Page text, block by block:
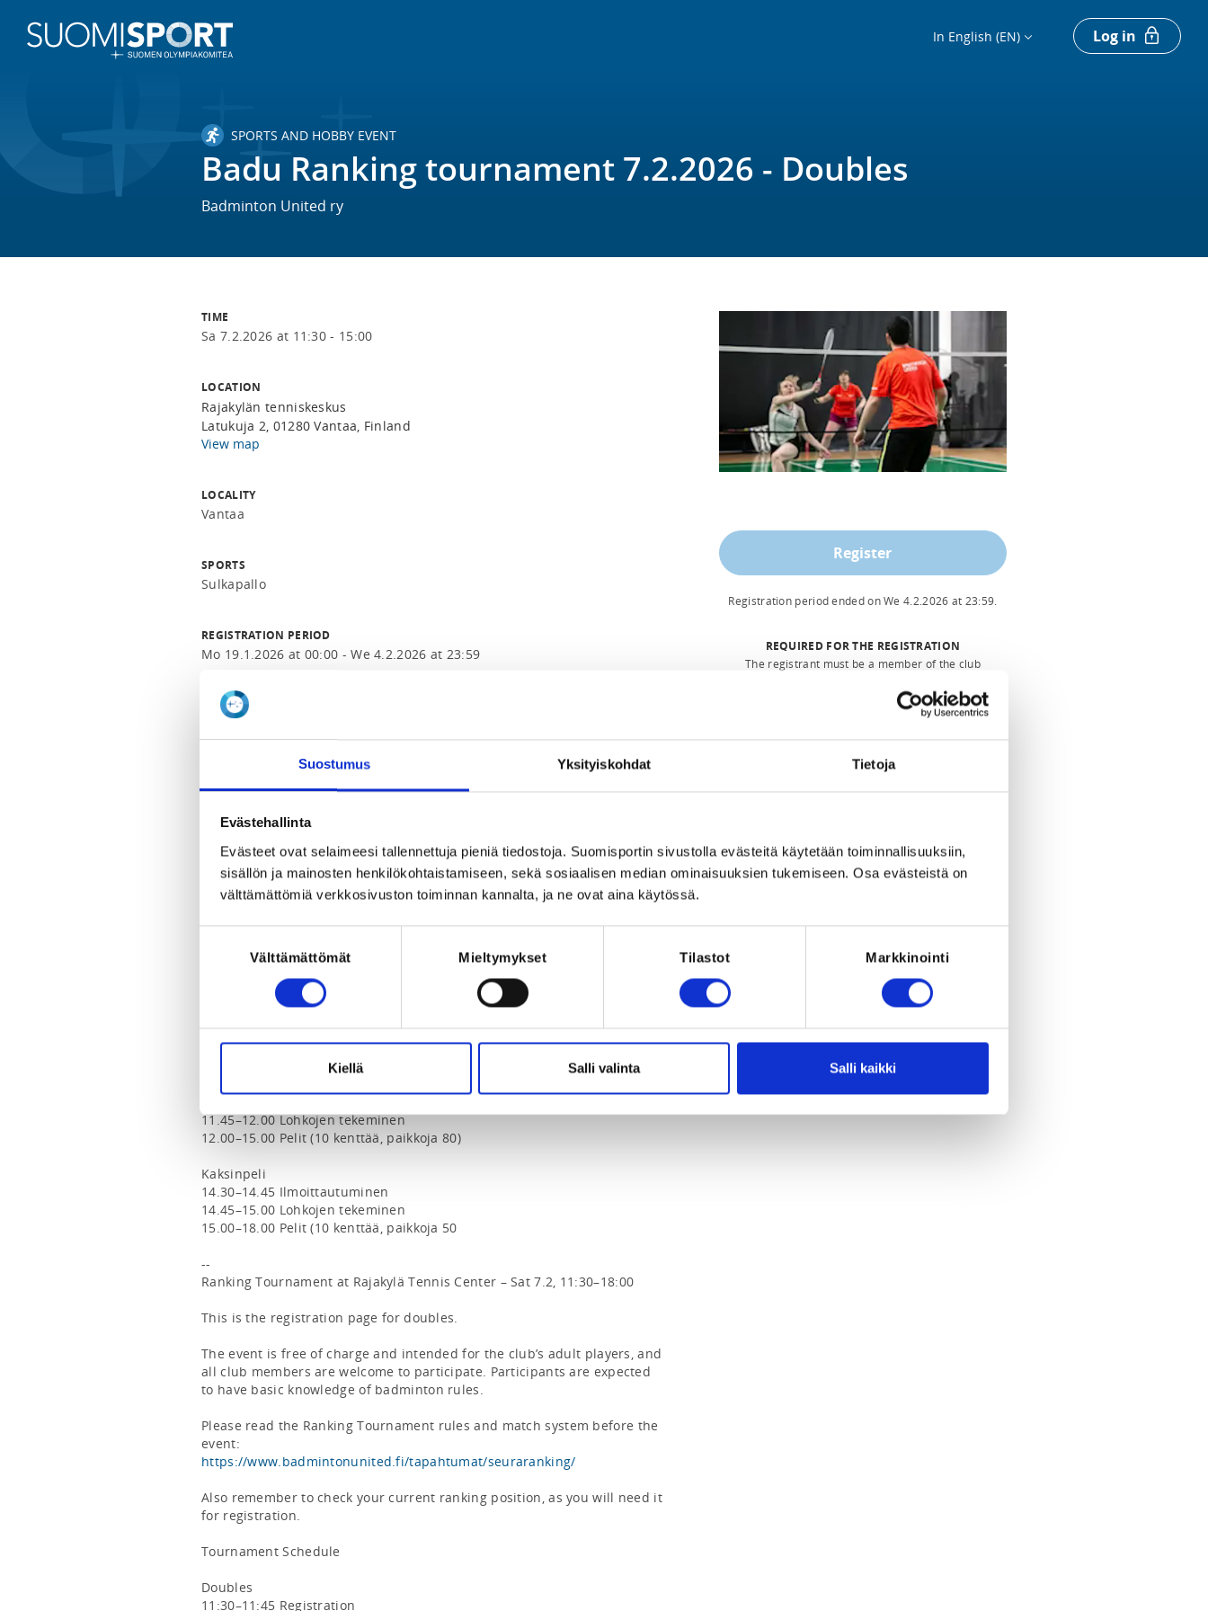
Suostumus Yksityiskohdat Tietoja
Evästehallinta
Evästeet ovat selaimeesi tallennettuja pieniä tiedostoja. Suomisportin sivustolla evästeitä käytetään toiminnallisuuksiin,
sisällön ja mainosten henkilökohtaistamiseen, sekä sosiaalisen median ominaisuuksien tukemiseen. Osa evästeistä on
välttämättömiä verkkosivuston toiminnan kannalta, ja ne ovat aina käytössä.
Välttämättömät Mieltymykset Tilastot Markkinointi
Kiellä Salli valinta Salli kaikki
In English (EN) Log in
SPORTS AND HOBBY EVENT
Badu Ranking tournament 7.2.2026 - Doubles
Badminton United ry
TIME
Sa 7.2.2026 at 11:30 - 15:00
LOCATION
Rajakylän tenniskeskus
Latukuja 2, 01280 Vantaa, Finland
View map
LOCALITY
Vantaa
SPORTS
Sulkapallo
REGISTRATION PERIOD
Mo 19.1.2026 at 00:00 - We 4.2.2026 at 23:59
ADDITIONAL INFORMATION
Janne Oksa
toiminnanjohtaja@badmintonunited.fi
Ranking-kisa Rajakylän Tenniskeskuksessa – la 7.2 klo 11.30–18.00
Tämä on ilmoittautumissivu nelinpeliin.
Kyseessä on seuran aikuisille suunnattu maksuton tapahtuma, ja kaikki
seuran jäsenet ovat tervetulleita. Osallistujilta toivotaan sulkapallon
sääntöjen perusosaamista.
https://www.badmintonunited.fi/tapahtumat/seuraranking/
Muistathan tarkistaa nykyisen sijoituksesi, sillä tarvitset sitä
ilmoittautumisessa.
Kisan aikataulu
11.45–12.00 Lohkojen tekeminen
12.00–15.00 Pelit (10 kenttää, paikkoja 80)
Kaksinpeli
14.30–14.45 Ilmoittautuminen
14.45–15.00 Lohkojen tekeminen
15.00–18.00 Pelit (10 kenttää, paikkoja 50
--
Ranking Tournament at Rajakylä Tennis Center – Sat 7.2, 11:30–18:00
This is the registration page for doubles.
The event is free of charge and intended for the club’s adult players, and
all club members are welcome to participate. Participants are expected
to have basic knowledge of badminton rules.
Please read the Ranking Tournament rules and match system before the
https://www.badmintonunited.fi/tapahtumat/seuraranking/
Also remember to check your current ranking position, as you will need it
for registration.
Tournament Schedule
Doubles
11:30–11:45 Registration
Register
Registration period ended onWe 4.2.2026 at 23:59.
REQUIRED FOR THE REGISTRATION
The registrant must be a member of the club